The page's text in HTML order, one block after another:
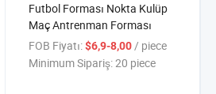
Futbol Forması Nokta Kulüp
Maç Antrenman Forması
FOB Fiyatı: $6,9-8,00/ piece
Minimum Sipariş:20 piece